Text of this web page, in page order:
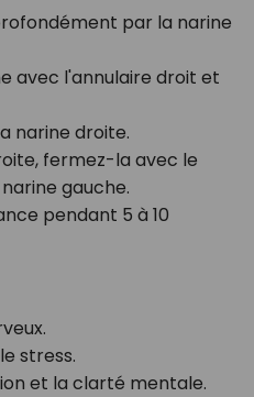
par la narine
avec l'annulaire droit et
narine droite.
fermez-la avec le
gauche.
pendant 5 à 10
stress.
et la clarté mentale.